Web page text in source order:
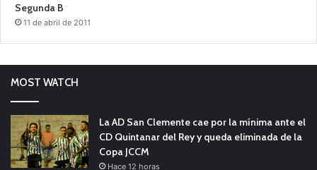
Segunda B
11 de abril de 2011
MOST WATCH
La AD San Clemente cae por la mínima ante el
CD Quintanar del Rey y queda eliminada de la
Copa JCCM
Hace 12 horas